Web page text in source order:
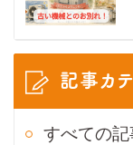
記事カ
すべての記